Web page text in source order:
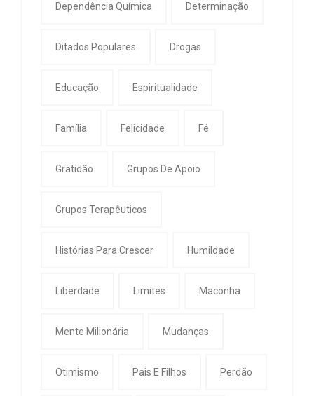
Dependência Química Determinação
Ditados Populares Drogas
Educação Espiritualidade
Família Felicidade Fé
Gratidão Grupos De Apoio
Grupos Terapêuticos
Histórias Para Crescer Humildade
Liberdade Limites Maconha
Mente Milionária Mudanças
Otimismo Pais E Filhos Perdão